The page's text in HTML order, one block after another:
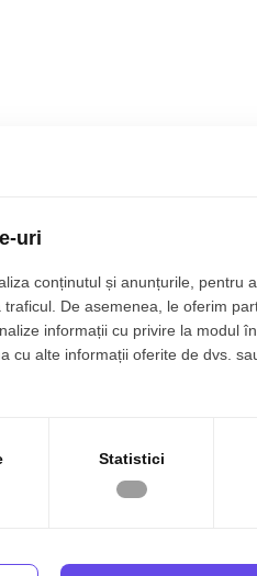
uri
conținutul și anunțurile, pentru
De asemenea, le oferim
informații cu privire la modul
cu alte informații oferite de dvs.
Statistici